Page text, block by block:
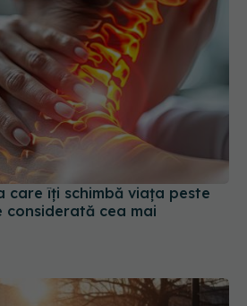
care îți schimbă viața peste
considerată cea mai